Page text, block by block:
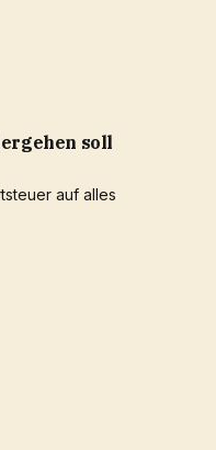
soll